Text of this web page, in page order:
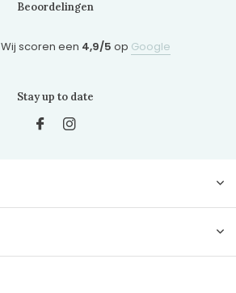
Beoordelingen
Wij scoren een 4,9/5 op Google
Stay up to date